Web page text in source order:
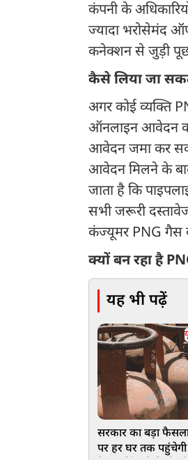
कंपनी के
ज्यादा भरोसेमंद
कनेक्शन से जुड़ी
कैसे लिया जा
अगर कोई व्यक्ति
ऑनलाइन आवेदन
आवेदन जमा कर
आवेदन मिलने के
जाता है कि
सभी जरूरी
कंज्यूमर PNG गैस
क्यों बन रहा है
यह भी पढ़ें
सरकार का बड़ा
पर हर घर तक